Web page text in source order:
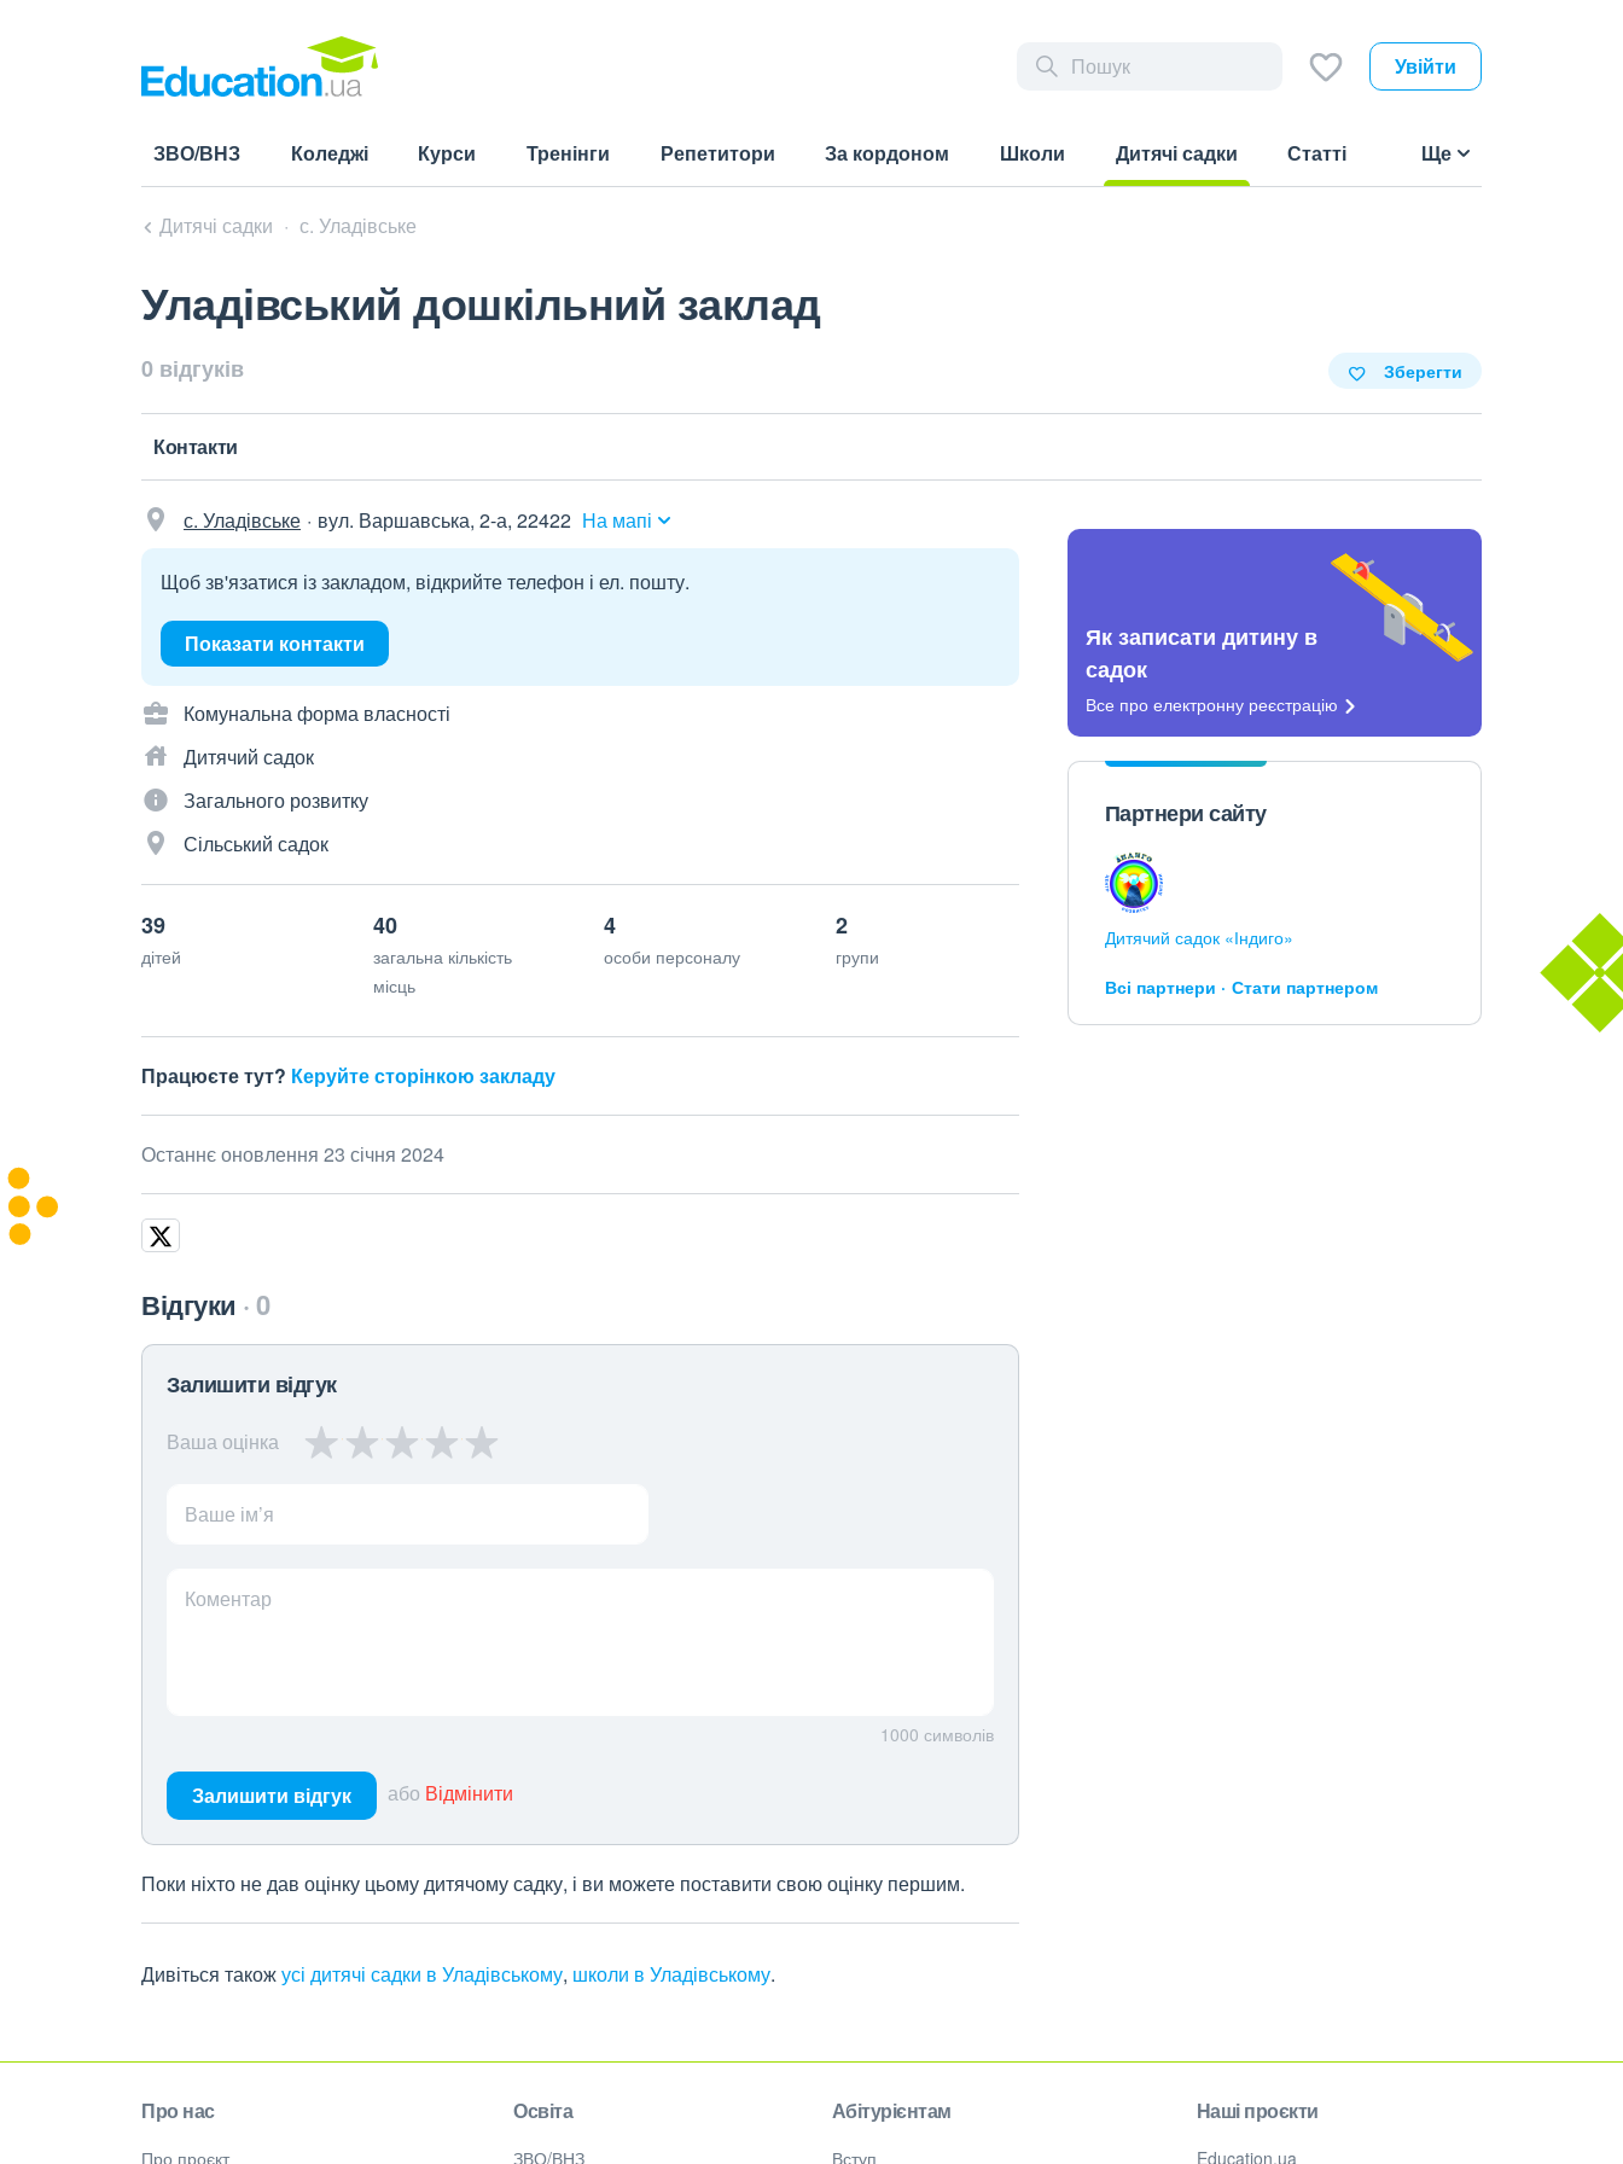
Увійти
ЗВО/ВНЗ Коледжі Курси Тренінги Репетитори За кордоном Школи
Дитячі садки
Статті Ще
Дитячі садки с. Уладівське
Уладівський дошкільний заклад
0 відгуків Зберегти
Контакти
с. Уладівське вул. Варшавська, 2-а, 22422 На мапі
Щоб зв'язатися із закладом, відкрийте телефон і ел. пошту.
Показати контакти
Комунальна форма власності
Дитячий садок
Загального розвитку
Сільський садок
39
дітей
40
загальна кількість
місць
4
особи персоналу
2
групи
Працюєте тут? Керуйте сторінкою закладу
Останнє оновлення 23 січня 2024
Відгуки 0
Залишити відгук
Ваша оцінка
Ваше ім’я
Коментар
1000 символів
Залишити відгук або Відмінити
Поки ніхто не дав оцінку цьому дитячому садку, і ви можете поставити свою оцінку першим.
Дивіться такожусі дитячі садки в Уладівському, школи в Уладівському.
Як записати дитину в
садок
Все про електронну реєстрацію
Партнери сайту
Дитячий садок «Індиго»
Всі партнери Стати партнером
Про нас
Про проєкт
Освіта
ЗВО/ВНЗ
Абітурієнтам
Вступ
Наші проєкти
Education.ua